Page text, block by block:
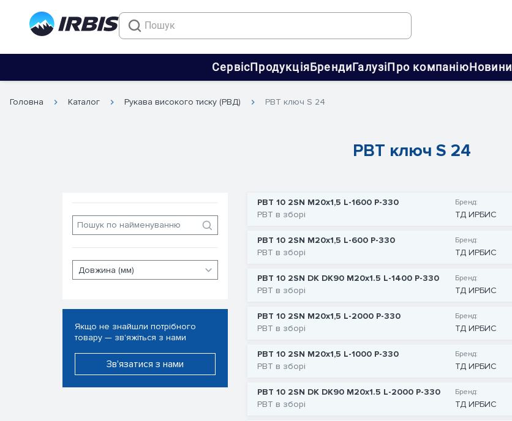
СервісПродукціяБрендиГалузіПро компаніюНовини
Головна Каталог Рукава високого тиску (РВД) РВТ ключ S 24
РВТ ключ S 24
Якщо не знайшли потрібного
товару — зв'яжіться з нами
Зв'язатися з нами
РВТ 10 2SN M20x1,5 L-1600 P-330
РВТ в зборі
Бренд:
ТД ИРБИС
РВТ 10 2SN M20x1,5 L-600 P-330
РВТ в зборі
Бренд:
ТД ИРБИС
РВТ 10 2SN DK DK90 M20x1.5 L-1400 P-330
РВТ в зборі
Бренд:
ТД ИРБИС
РВТ 10 2SN M20x1,5 L-2000 P-330
РВТ в зборі
Бренд:
ТД ИРБИС
РВТ 10 2SN M20x1,5 L-1000 P-330
РВТ в зборі
Бренд:
ТД ИРБИС
РВТ 10 2SN DK DK90 M20x1.5 L-2000 P-330
РВТ в зборі
Бренд:
ТД ИРБИС